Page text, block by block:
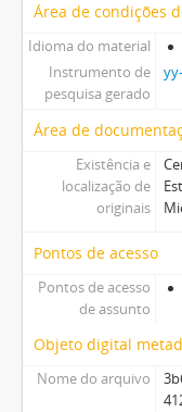
Área de condições
Idioma do material
Instrumento de
pesquisa gerado
Área de
Existência e
localização de
originais
Pontos de acesso
Pontos de acesso
de assunto
Objeto digital
Nome do arquivo